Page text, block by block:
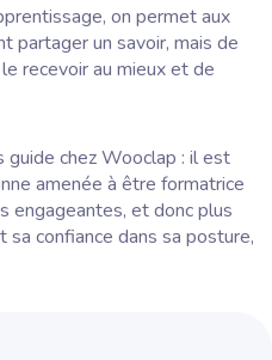
on permet aux
partager un savoir, mais de
recevoir au mieux et de
guide chez Wooclap : il est
amenée à être formatrice
engageantes, et donc plus
confiance dans sa posture,